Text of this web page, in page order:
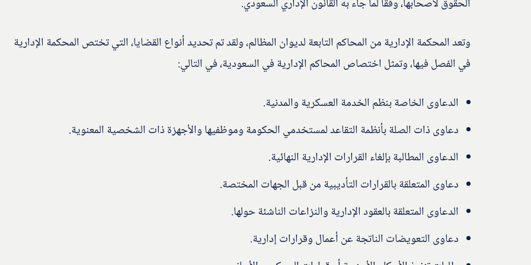
الحقوق لأصحابها، وفقًا لما جاء به القانون الإداري السعودي.
وتعد المحكمة الإدارية من المحاكم التابعة لديوان المظالم، ولقد تم تحديد أنواع القضايا، التي تختص المحكمة الإدارية
في الفصل فيها، وتمثل اختصاص المحاكم الإدارية في السعودية، في التالي:
الدعاوى الخاصة بنظم الخدمة العسكرية والمدنية.
دعاوى ذات الصلة بأنظمة التقاعد لمستخدمي الحكومة وموظفيها والأجهزة ذات الشخصية المعنوية.
الدعاوى المطالبة بإلغاء القرارات الإدارية النهائية.
دعاوى المتعلقة بالقرارات التأديبية من قبل الجهات المختصة.
الدعاوى المتعلقة بالعقود الإدارية والنزاعات الناشئة حولها.
دعاوى التعويضات الناتجة عن أعمال وقرارات إدارية.